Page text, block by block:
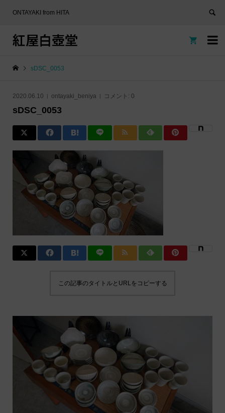
ONTAYAKI from HITA

紅屋白壺堂 
sDSC_0053
2020.06.10 ontayaki_beniya コメント: 0
sDSC_0053
この記事のタイトルとURLをコピーする